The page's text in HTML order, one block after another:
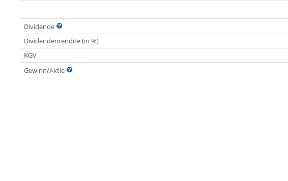
Dividende
Dividendenrendite (in %)
KGV
Gewinn/Aktie